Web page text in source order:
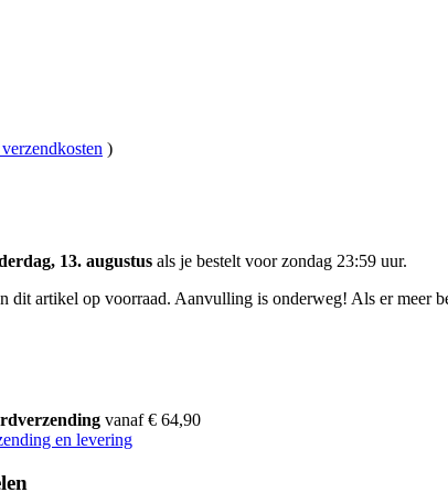
)
13. augustus als je bestelt voorzondag 23:59 uur.
dit artikel op voorraad. Aanvulling is onderweg! Als er meer
vanaf € 64,90
en levering